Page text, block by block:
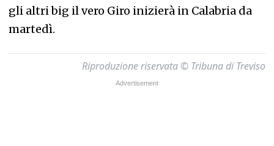
gli altri big il vero Giro inizierà in Calabria da
martedì.
Riproduzione riservata © Tribuna di Treviso